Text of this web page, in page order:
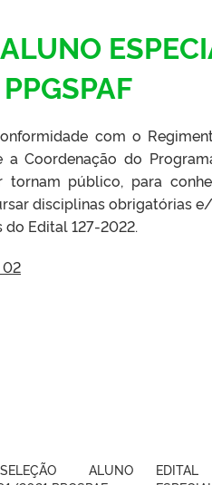
com o
Coordenação do
tornam público, para
disciplinas obrigatórias
Edital 127-2022.
02
ALUNO
EDITAL